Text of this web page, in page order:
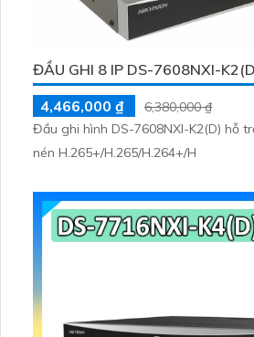
ĐẦU GHI 8 IP DS-7608NXI-
4,466,000 ₫
6,380,000 ₫
Đầu ghi hình DS-7608NXI-K2(D) hỗ
nén H.265+/H.265/H.264+/H